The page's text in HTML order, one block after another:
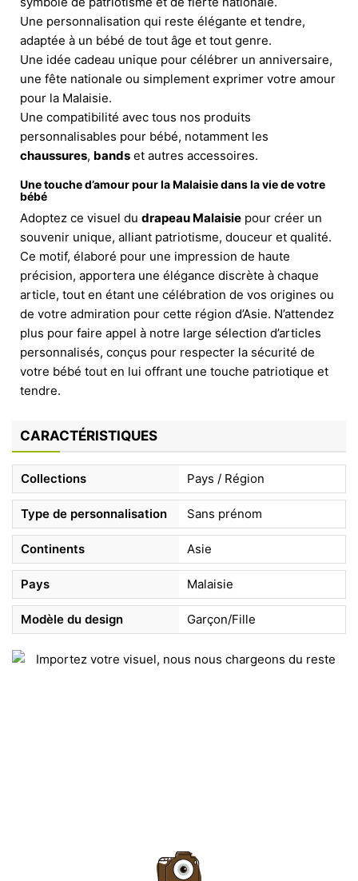
Une personnalisation qui reste élégante et tendre,
adaptée à un bébé de tout âge et tout genre.
Une idée cadeau unique pour célébrer un anniversaire,
une fête nationale ou simplement exprimer votre amour
pour la Malaisie.
Une compatibilité avec tous nos produits
personnalisables pour bébé, notamment les
chaussures, bands et autres accessoires.
Une touche d’amour pour la Malaisie dans la vie de votre
bébé
Adoptez ce visuel du drapeau Malaisie pour créer un
souvenir unique, alliant patriotisme, douceur et qualité.
Ce motif, élaboré pour une impression de haute
précision, apportera une élégance discrète à chaque
article, tout en étant une célébration de vos origines ou
de votre admiration pour cette région d’Asie. N’attendez
plus pour faire appel à notre large sélection d’articles
personnalisés, conçus pour respecter la sécurité de
votre bébé tout en lui offrant une touche patriotique et
tendre.
CARACTÉRISTIQUES
Collections Pays / Région
Type de personnalisation Sans prénom
Continents Asie
Pays Malaisie
Modèle du design Garçon/Fille